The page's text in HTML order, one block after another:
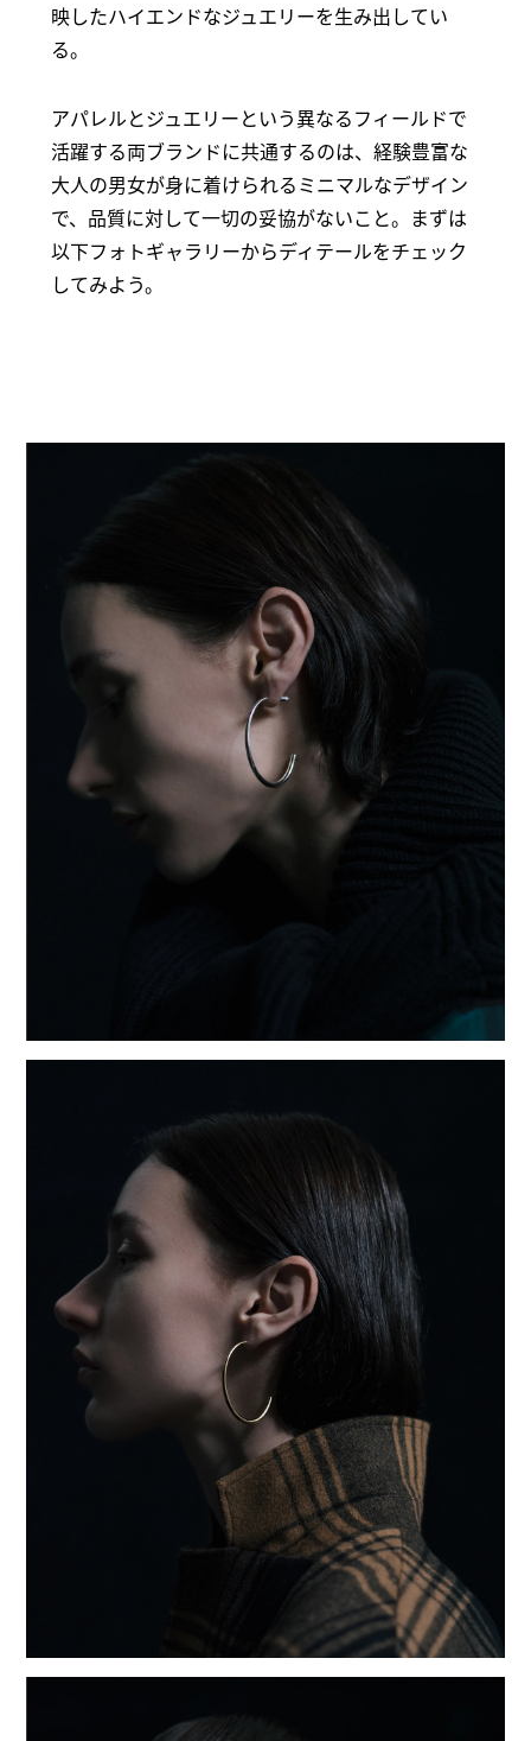
映したハイエンドなジュエリーを生み出してい
る。
アパレルとジュエリーという異なるフィールドで
活躍する両ブランドに共通するのは、経験豊富な
大人の男女が身に着けられるミニマルなデザイン
で、品質に対して一切の妥協がないこと。まずは
以下フォトギャラリーからディテールをチェック
してみよう。